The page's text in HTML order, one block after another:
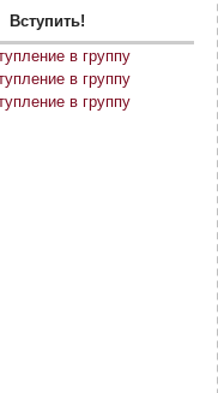
Вступить!
в группу
в группу
в группу